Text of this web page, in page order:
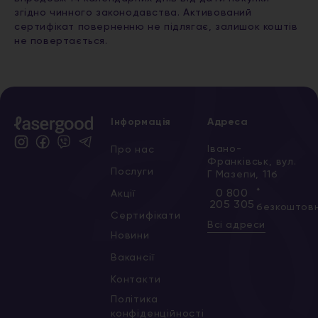
згідно чинного законодавства. Активований
сертифікат поверненню не підлягає, залишок коштів
не повертається.
Інформація
Про нас
Послуги
Акції
Сертифікати
Новини
Вакансії
Контакти
Політика
конфіденційності
Адреса
Івано-
Франківськ, вул.
Г Мазепи, 11б
0 800
205 305
*
Всі адреси